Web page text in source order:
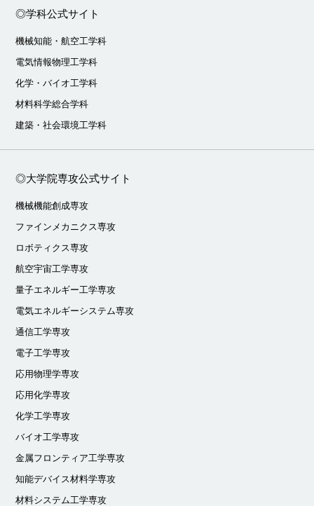
◎学科公式サイト
機械知能・航空工学科
電気情報物理工学科
化学・バイオ工学科
材料科学総合学科
建築・社会環境工学科
◎大学院専攻公式サイト
機械機能創成専攻
ファインメカニクス専攻
ロボティクス専攻
航空宇宙工学専攻
量子エネルギー工学専攻
電気エネルギーシステム専攻
通信工学専攻
電子工学専攻
応用物理学専攻
応用化学専攻
化学工学専攻
バイオ工学専攻
金属フロンティア工学専攻
知能デバイス材料学専攻
材料システム工学専攻